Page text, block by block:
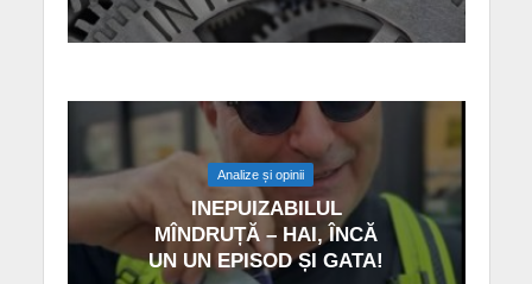
Analize și opinii
INEPUIZABILUL
MÎNDRUȚĂ – HAI, ÎNCĂ
UN UN EPISOD ȘI GATA!